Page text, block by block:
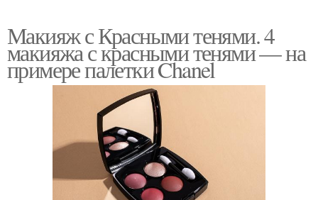
Макияж с Красными тенями. 4
макияжа с красными тенями — на
примере палетки Chanel